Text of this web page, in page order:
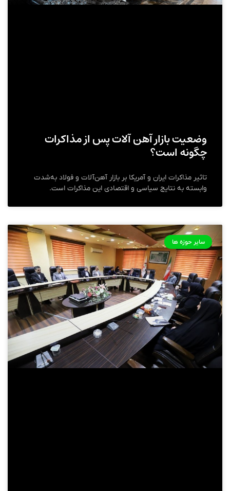
وضعیت بازار آهن آلات پس از مذاکرات
چگونه است؟
تاثیر مذاکرات ایران و آمریکا بر بازار آهن‌آلات و فولاد به‌شدت
وابسته به نتایج سیاسی و اقتصادی این مذاکرات است.
سایر حوزه ها